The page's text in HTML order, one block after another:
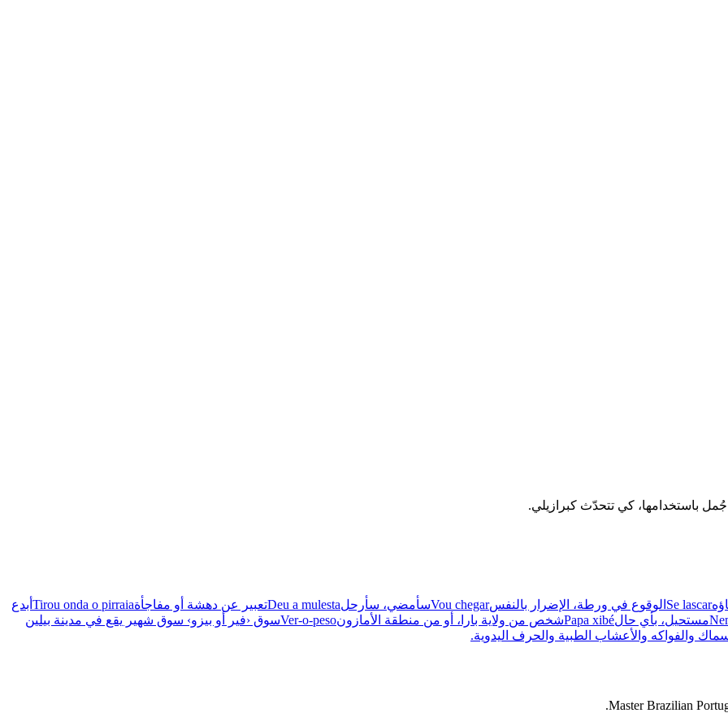
Se lascar الوقوع في ورطة، الإضرار بالنفسVou chegarسأمضي، سأرحلDeu a mulestaتعبير عن دهشة أو مفاجأةTirou onda o pirraia أبدع
مستحيل، بأي حالPapa xibéشخص من ولاية بارا، أو من منطقة الأمازونVer-o-pesoسوق ‹فير أو بيزو› سوق شهير يقع في مدينة بيلين
والفواكه والأعشاب الطبية والحرف اليدوية.
Master Brazilian